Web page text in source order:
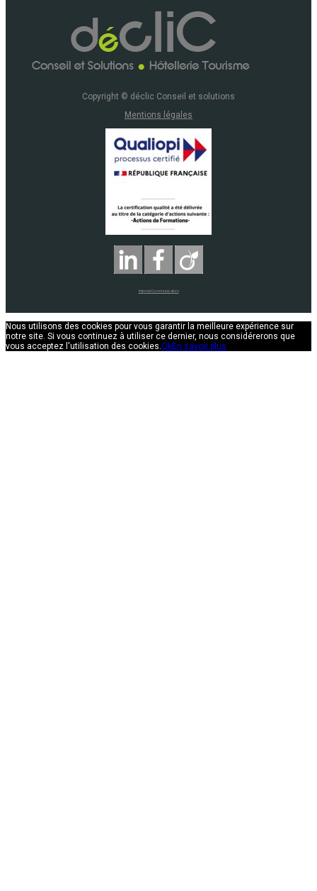
Copyright © déclic Conseil et solutions
Mentions légales
Internet Communication
Nous utilisons des cookies pour vous garantir la meilleure expérience sur
notre site. Si vous continuez à utiliser ce dernier, nous considérerons que
vous acceptez l'utilisation des cookies.OkEn savoir plus